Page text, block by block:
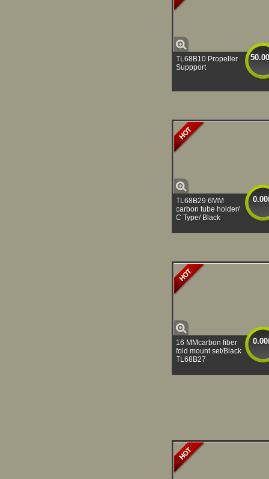
TL68B10 Propeller
Suppport
TL68B29 6MM
carbon tube holder/
C Type/ Black
16 MMcarbon fiber
fold mount set/Black
TL68B27